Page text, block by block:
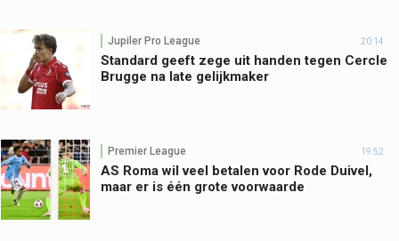
Jupiler Pro League 20:14
Standard geeft zege uit handen tegen Cercle
Brugge na late gelijkmaker
Premier League 19:52
AS Roma wil veel betalen voor Rode Duivel,
maar er is één grote voorwaarde